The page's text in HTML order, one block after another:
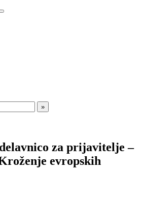
za prijavitelje –
evropskih